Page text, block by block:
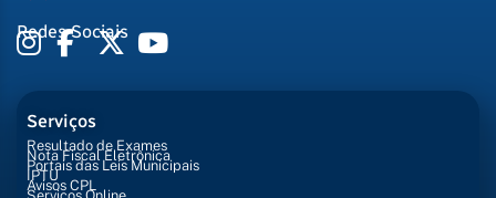
Redes Sociais
Serviços
Resultado de Exames
Nota Fiscal Eletrônica
Portais das Leis Municipais
IPTU
Avisos CPL